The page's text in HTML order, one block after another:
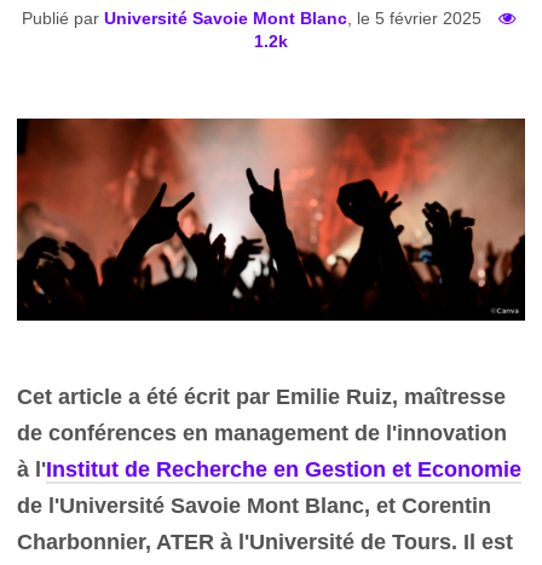
Publié par Université Savoie Mont Blanc , le 5 février 2025
1.2k
Cet article a été écrit par Emilie Ruiz, maîtresse
de conférences en management de l'innovation
à l'Institut de Recherche en Gestion et Economie
de l'Université Savoie Mont Blanc, et Corentin
Charbonnier, ATER à l'Université de Tours. Il est